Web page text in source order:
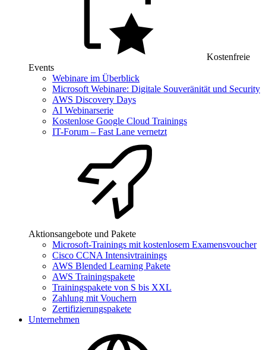
Kostenfreie
Events
Webinare im Überblick
Microsoft Webinare: Digitale Souveränität und Security
AWS Discovery Days
AI Webinarserie
Kostenlose Google Cloud Trainings
IT-Forum – Fast Lane vernetzt
Aktionsangebote und Pakete
Microsoft-Trainings mit kostenlosem Examensvoucher
Cisco CCNA Intensivtrainings
AWS Blended Learning Pakete
AWS Trainingspakete
Trainingspakete von S bis XXL
Zahlung mit Vouchern
Zertifizierungspakete
Unternehmen